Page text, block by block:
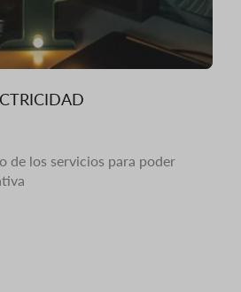
de los servicios para poder